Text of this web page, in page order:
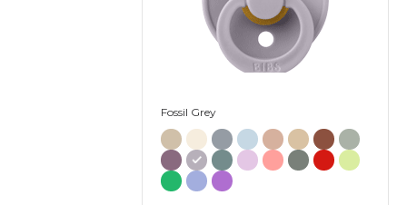
Fossil Grey